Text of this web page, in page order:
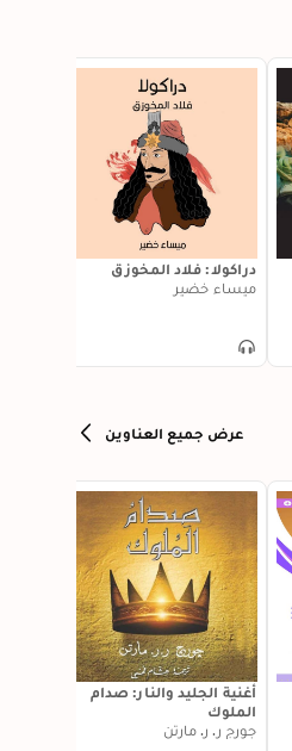
دراكولا: فلاد المخوزق
ميساء خضير
عرض جميع العناوين
أغنية الجليد والنار: صدام
الملوك
جورج ر. ر. مارتن